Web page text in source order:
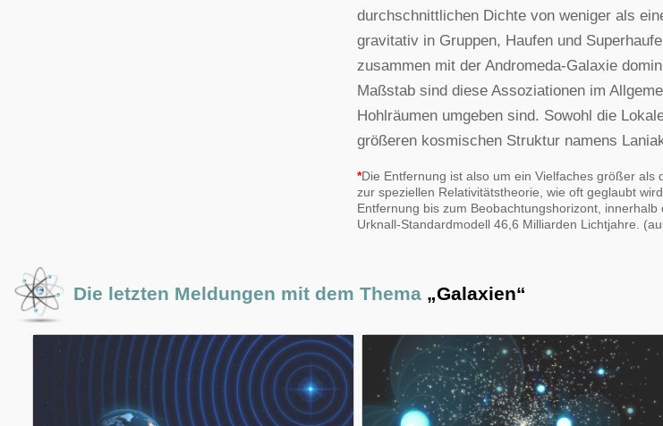
durchschnittlichen Dichte von weniger als
gravitativ in Gruppen, Haufen und
zusammen mit der Andromeda-Galaxie
Maßstab sind diese Assoziationen im
Hohlräumen umgeben sind. Sowohl die
größeren kosmischen Struktur namens
*Die Entfernung ist also um ein Vielfaches größer
zur speziellen Relativitätstheorie, wie oft geglaubt
Entfernung bis zum Beobachtungshorizont,
Urknall-Standardmodell 46,6 Milliarden Lichtjahre.
Die letzten Meldungen mit dem Thema „Galaxien“